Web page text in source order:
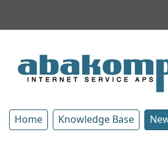
Home Knowledge Base